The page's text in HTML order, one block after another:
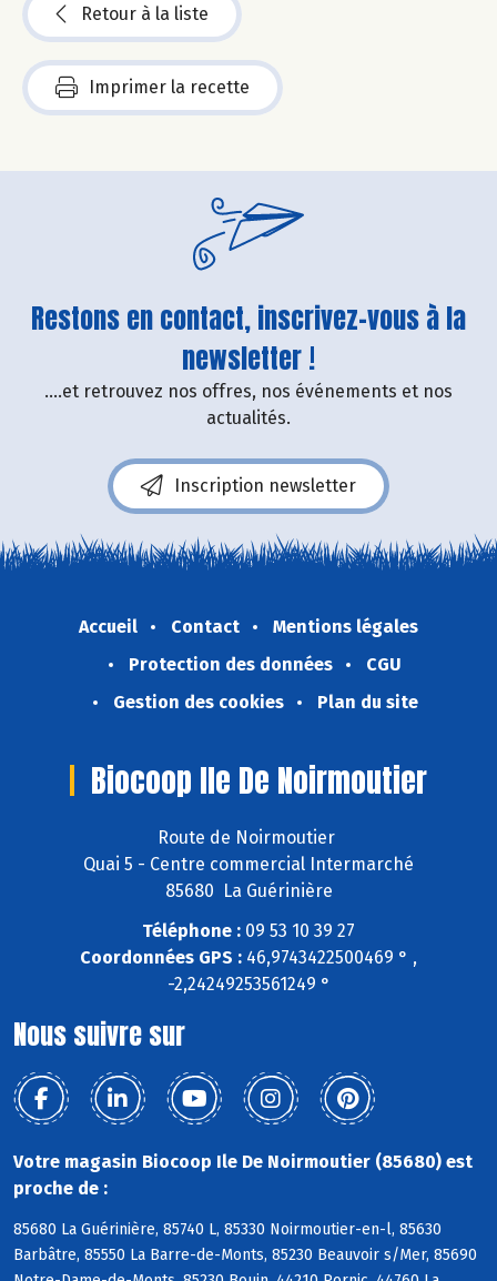
Retour à la liste
Imprimer la recette
Restons en contact, inscrivez-vous à la
newsletter !
....et retrouvez nos offres, nos événements et nos
actualités.
Inscription newsletter
Accueil Contact
Mentions légales
Protection des données
CGU
Gestion des cookies
Plan du site
Biocoop Ile De Noirmoutier
Route de Noirmoutier
Quai 5 - Centre commercial Intermarché
85680 La Guérinière
Téléphone : 09 53 10 39 27
Coordonnées GPS : 46,9743422500469 ° ,
-2,24249253561249 °
Nous suivre sur
Votre magasin Biocoop Ile De Noirmoutier (85680) est
proche de :
85680 La Guérinière, 85740 L, 85330 Noirmoutier-en-l, 85630
Barbâtre, 85550 La Barre-de-Monts, 85230 Beauvoir s/Mer, 85690